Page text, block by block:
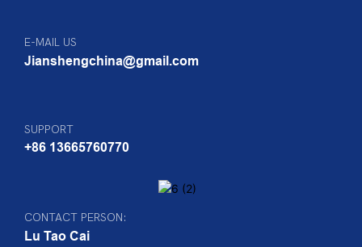
E-MAIL US
Jianshengchina@gmail.com
SUPPORT
+86 13665760770
CONTACT PERSON:
Lu Tao Cai